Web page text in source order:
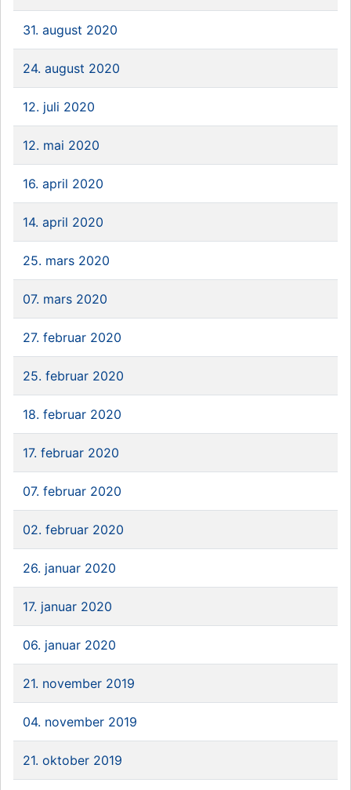
31. august 2020
24. august 2020
12. juli 2020
12. mai 2020
16. april 2020
14. april 2020
25. mars 2020
07. mars 2020
27. februar 2020
25. februar 2020
18. februar 2020
17. februar 2020
07. februar 2020
02. februar 2020
26. januar 2020
17. januar 2020
06. januar 2020
21. november 2019
04. november 2019
21. oktober 2019